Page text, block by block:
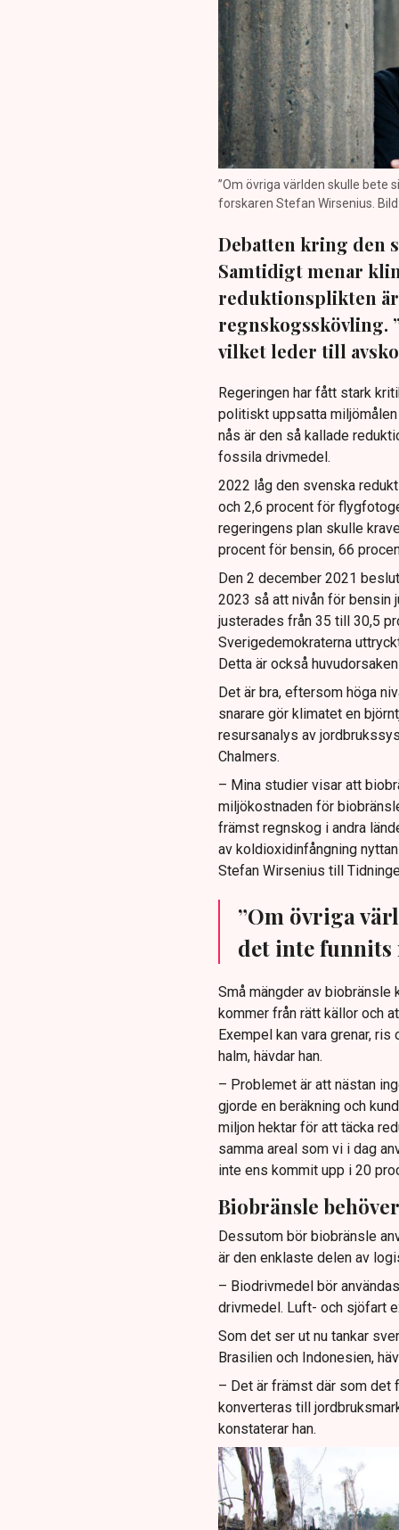
”Om övriga världen skulle bete
forskaren Stefan Wirsenius.
Debatten kring den
Samtidigt menar
reduktionsplikten
regnskogsskövling.
vilket leder till
Regeringen har fått stark
politiskt uppsatta
nås är den så kallade
fossila drivmedel.
2022 låg den svenska
och 2,6 procent för
regeringens plan skulle
procent för bensin, 66
Den 2 december 2021
2023 så att nivån för bensin
justerades från 35 till 30,5
Sverigedemokraterna
Detta är också
Det är bra, eftersom höga
snarare gör klimatet en
resursanalys av
Chalmers.
– Mina studier visar att
miljökostnaden för
främst regnskog i andra
av koldioxidinfångning
Stefan Wirsenius till
”Om övriga
det inte funnits
Små mängder av biobränsle
kommer från rätt källor och
Exempel kan vara grenar,
halm, hävdar han.
– Problemet är att nästan
gjorde en beräkning och
miljon hektar för att täcka
samma areal som vi i dag
inte ens kommit upp i 20
Biobränsle
Dessutom bör biobränsle
är den enklaste delen av
– Biodrivmedel bör
drivmedel. Luft- och sjöfart
Som det ser ut nu tankar
Brasilien och Indonesien,
– Det är främst där som det
konverteras till
konstaterar han.